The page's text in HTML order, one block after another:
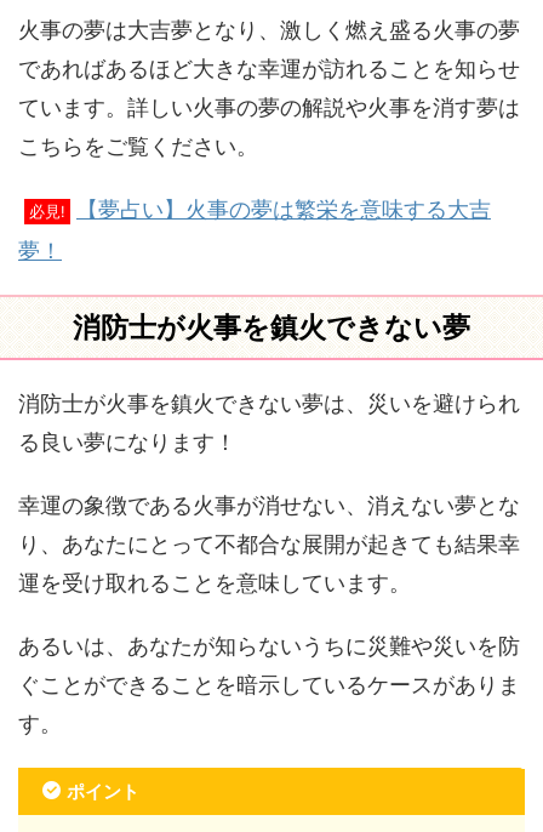
火事の夢は大吉夢となり、激しく燃え盛る火事の夢
であればあるほど大きな幸運が訪れることを知らせ
ています。詳しい火事の夢の解説や火事を消す夢は
こちらをご覧ください。
必見!
【夢占い】火事の夢は繁栄を意味する大吉
夢！
消防士が火事を鎮火できない夢
消防士が火事を鎮火できない夢は、災いを避けられ
る良い夢になります！
幸運の象徴である火事が消せない、消えない夢とな
り、あなたにとって不都合な展開が起きても結果幸
運を受け取れることを意味しています。
あるいは、あなたが知らないうちに災難や災いを防
ぐことができることを暗示しているケースがありま
す。
ポイント